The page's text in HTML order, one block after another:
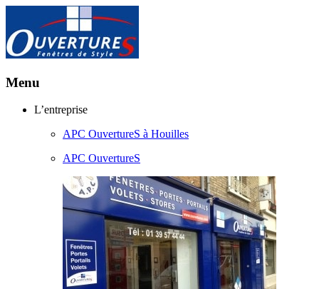
Menu
Aller
L’entreprise
APC OuvertureS à Houilles
APC OuvertureS